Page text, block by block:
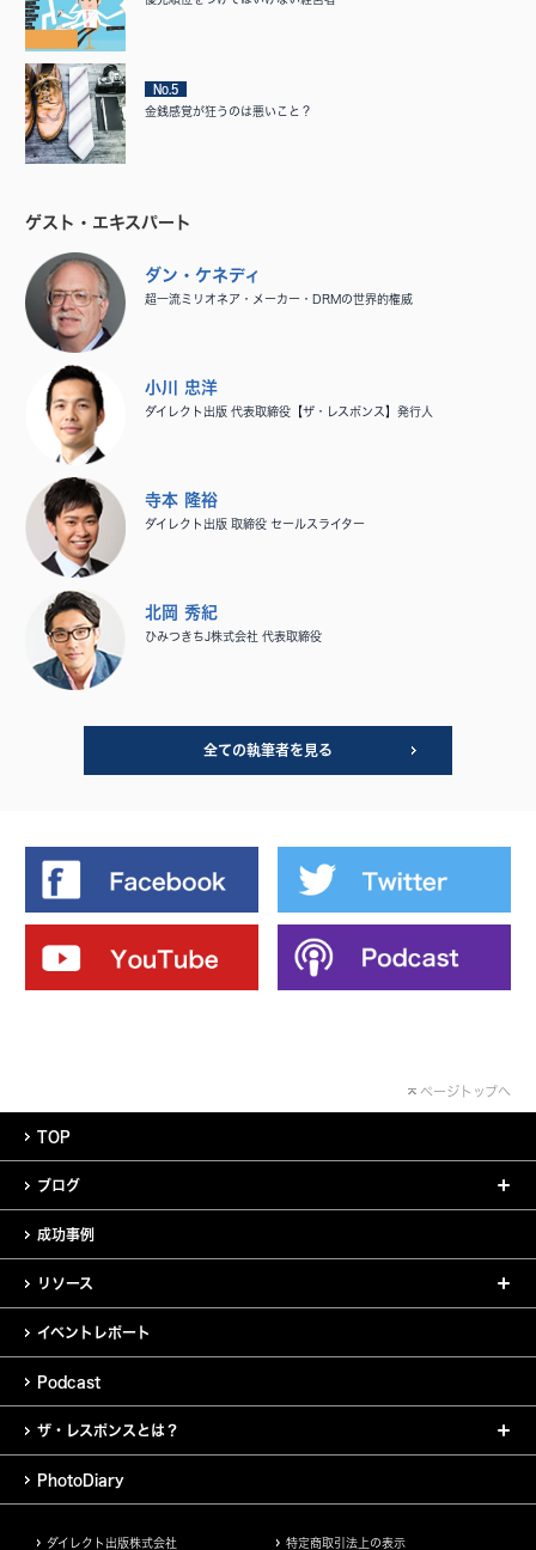
No.5
金銭感覚が狂うのは悪いこと？
ゲスト・エキスパート
ダン・ケネディ
超一流ミリオネア・メーカー・DRMの世界的権威
小川 忠洋
ダイレクト出版 代表取締役【ザ・レスポンス】発行人
寺本 隆裕
ダイレクト出版 取締役 セールスライター
北岡 秀紀
ひみつきちJ株式会社 代表取締役
全ての執筆者を見る
ページトップへ
TOP
ブログ
成功事例
リソース
イベントレポート
Podcast
ザ・レスポンスとは？
PhotoDiary
ダイレクト出版株式会社 特定商取引法上の表示